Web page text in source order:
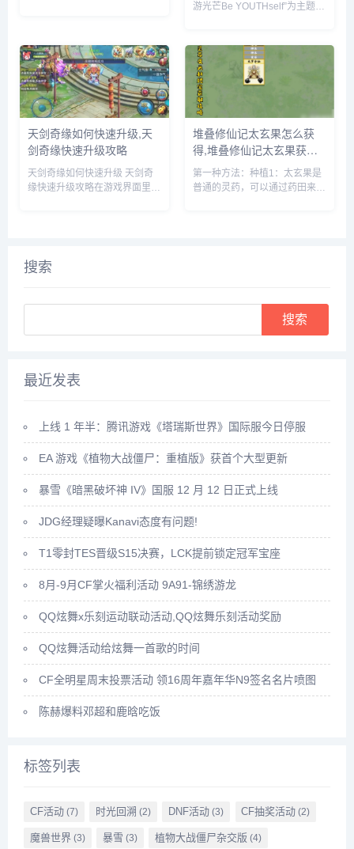
间进行了多次深入讨论。在交流
过程中，何小鹏对小米YU7的...
游光芒Be YOUTHself”为主题的
狂欢嘉年华，更集结了旗下产品
为全球玩家带来了庆生版本更新
及包含616...
天剑奇缘如何快速升级,天
剑奇缘快速升级攻略
天剑奇缘如何快速升级 天剑奇
缘快速升级攻略在游戏界面里，
悬赏任务，完成这些任务后，就
可以...
堆叠修仙记太玄果怎么获
得,堆叠修仙记太玄果获得
方法
第一种方法：种植1：太玄果是
普通的灵药，可以通过药田来种
搜索
最近发表
上线 1 年半：腾讯游戏《塔瑞斯世界》国际服今日停服
EA 游戏《植物大战僵尸：重植版》获首个大型更新
暴雪《暗黑破坏神 IV》国服 12 月 12 日正式上线
JDG经理疑曝Kanavi态度有问题!
T1零封TES晋级S15决赛，LCK提前锁定冠军宝座
8月-9月CF掌火福利活动 9A91-锦绣游龙
QQ炫舞x乐刻运动联动活动,QQ炫舞乐刻活动奖励
QQ炫舞活动给炫舞一首歌的时间
CF全明星周末投票活动 领16周年嘉年华N9签名名片喷图
陈赫爆料邓超和鹿晗吃饭
标签列表
CF活动(7) 时光回溯 (2) DNF活动 (3) CF抽奖活动 (2)
魔兽世界(3) 暴雪 (3) 植物大战僵尸杂交版 (4)